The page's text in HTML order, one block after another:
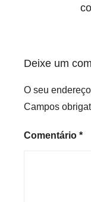
Deixe um
O seu
Campos
Comentário *